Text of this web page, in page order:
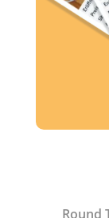
Round